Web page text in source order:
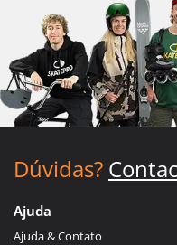
Dúvidas?
Ajuda
Ajuda & Contato